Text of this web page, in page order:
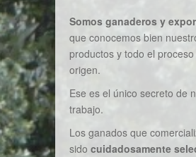
Somos ganaderos y
que conocemos bien
productos y todo el
origen.
Ese es el único secreto de
trabajo.
Los ganados que
sido cuidadosamente